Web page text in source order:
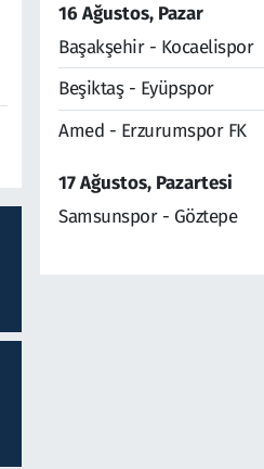
16 Ağustos, Pazar
Başakşehir - Kocaelispor
Beşiktaş - Eyüpspor
Amed - Erzurumspor FK
17 Ağustos, Pazartesi
Samsunspor - Göztepe